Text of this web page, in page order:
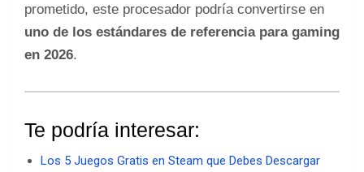
prometido, este procesador podría convertirse en
uno de los estándares de referencia para gaming
en 2026.
Te podría interesar:
Los 5 Juegos Gratis en Steam que Debes Descargar